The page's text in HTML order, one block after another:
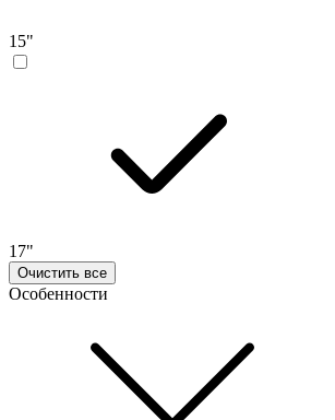
15"
17"
Очистить все
Особенности